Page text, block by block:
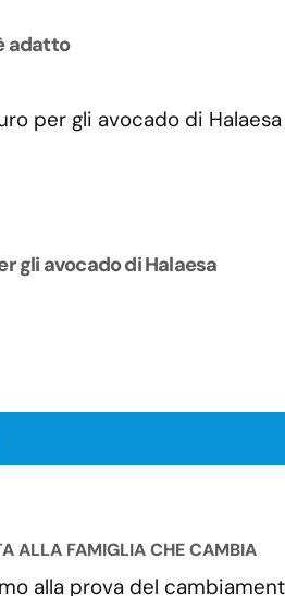
adatto
gli avocado di Halaesa
ALLA FAMIGLIA CHE CAMBIA
alla prova del